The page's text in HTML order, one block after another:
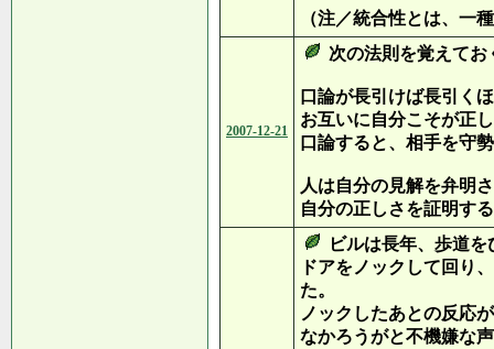
（注／統合性とは、一
2007-12-21
次の法則を覚えてお
口論が長引けば長引く
お互いに自分こそが正
口論すると、相手を守
人は自分の見解を弁明
自分の正しさを証明す
ビルは長年、歩道
ドアをノックして回り
た。
ノックしたあとの反応
なかろうがと不機嫌な